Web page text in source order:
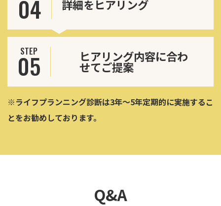
04 詳細をヒアリング
STEP
05 ヒアリング内容に合わ
せてご提案
※ライフプランニング診断は3年～5年定期的に実施するこ
とをお勧めしております。
Q&A